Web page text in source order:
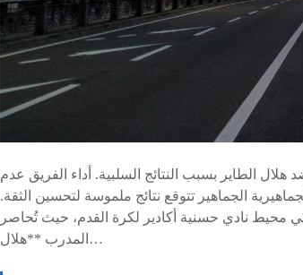
هلال الطاير بسبب النتائج السلبية. أداء الفريق عدم
الجماهير تتوقع نتائج ملموسة لتحسين الثقة.
في محيط نادي حسنية أكادير لكرة القدم، حيث تُحاصر
المدرب **هلال…